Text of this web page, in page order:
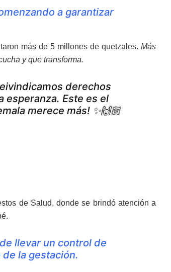
a garantizar
más de 5 millones de quetzales. Más
y que transforma.
derechos
esperanza. Este es el
merece más! ✨🙌🏼
de Salud, donde se brindó atención a
llevar un control de
la gestación.